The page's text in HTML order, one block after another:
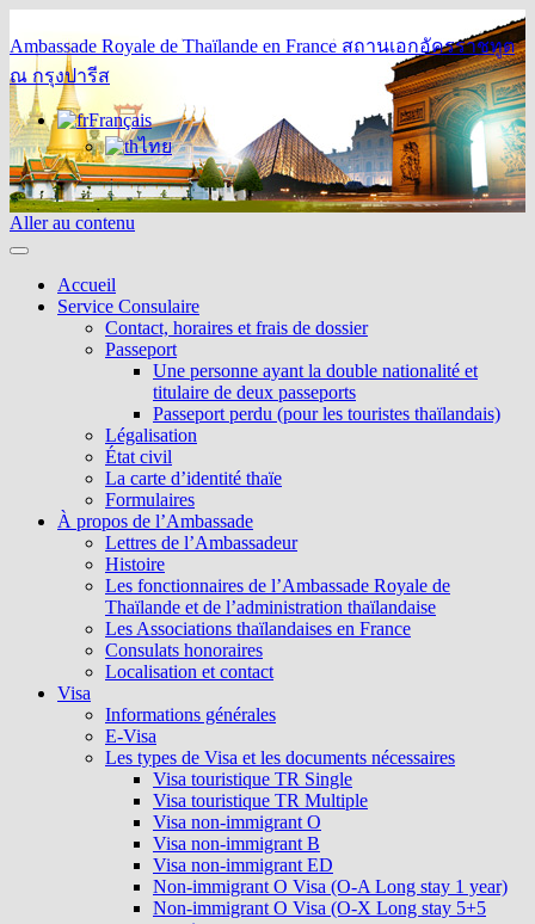
Ambassade Royale de Thaïlande en France สถานเอกอัครราชทูต
ณ กรุงปารีส
Français
ไทย
Aller au contenu
Accueil
Service Consulaire
Contact, horaires et frais de dossier
Passeport
Une personne ayant la double nationalité et
titulaire de deux passeports
Passeport perdu (pour les touristes thaïlandais)
Légalisation
État civil
La carte d’identité thaïe
Formulaires
À propos de l’Ambassade
Lettres de l’Ambassadeur
Histoire
Les fonctionnaires de l’Ambassade Royale de
Thaïlande et de l’administration thaïlandaise
Les Associations thaïlandaises en France
Consulats honoraires
Localisation et contact
Visa
Informations générales
E-Visa
Les types de Visa et les documents nécessaires
Visa touristique TR Single
Visa touristique TR Multiple
Visa non-immigrant O
Visa non-immigrant B
Visa non-immigrant ED
Non-immigrant O Visa (O-A Long stay 1 year)
Non-immigrant O Visa (O-X Long stay 5+5